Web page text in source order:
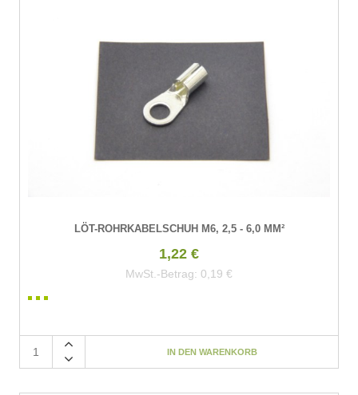
LÖT-ROHRKABELSCHUH M6, 2,5 - 6,0 MM²
1,22 €
MwSt.-Betrag: 0,19 €